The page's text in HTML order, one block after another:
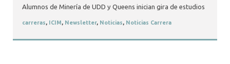
Alumnos de Minería de UDD y Queens inician gira de estudios
carreras, ICIM, Newsletter, Noticias, Noticias Carrera